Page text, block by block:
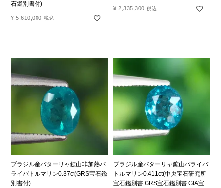
石鑑別書付)
¥ 5,610,000 税込
¥ 2,335,300 税込
ブラジル産バターリャ鉱山非加熱パ
ライバトルマリン0.37ct(GRS宝石鑑
別書付)
ブラジル産バターリャ鉱山パライバ
トルマリン0.411ct(中央宝石研究所
宝石鑑別書 GRS宝石鑑別書 GIA宝